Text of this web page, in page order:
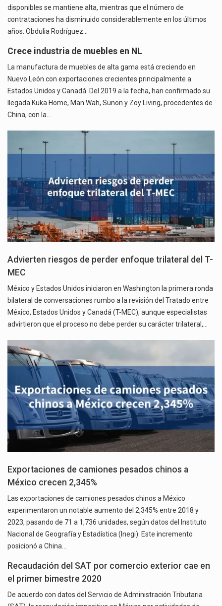
disponibles se mantiene alta, mientras que el número de
contrataciones ha disminuido considerablemente en los últimos
años. Obdulia Rodríguez…
Crece industria de muebles en NL
La manufactura de muebles de alta gama está creciendo en
Nuevo León con exportaciones crecientes principalmente a
Estados Unidos y Canadá. Del 2019 a la fecha, han confirmado su
llegada Kuka Home, Man Wah, Sunon y Zoy Living, procedentes de
China, con la…
Advierten riesgos de perder enfoque trilateral del T-
MEC
México y Estados Unidos iniciaron en Washington la primera ronda
bilateral de conversaciones rumbo a la revisión del Tratado entre
México, Estados Unidos y Canadá (T-MEC), aunque especialistas
advirtieron que el proceso no debe perder su carácter trilateral,…
Exportaciones de camiones pesados chinos a
México crecen 2,345%
Las exportaciones de camiones pesados chinos a México
experimentaron un notable aumento del 2,345% entre 2018 y
2023, pasando de 71 a 1,736 unidades, según datos del Instituto
Nacional de Geografía y Estadística (Inegi). Este incremento
posicionó a China…
Recaudación del SAT por comercio exterior cae en
el primer bimestre 2020
De acuerdo con datos del Servicio de Administración Tributaria